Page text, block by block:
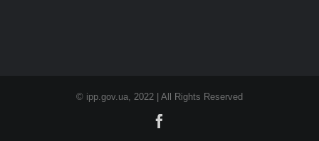
© ipp.gov.ua, 2022 | All Rights Reserved